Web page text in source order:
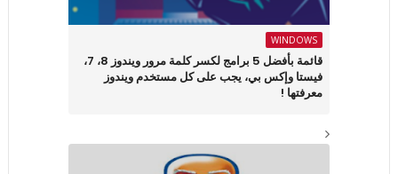
WINDOWS
قائمة بأفضل 5 برامج لكسر كلمة مرور ويندوز 8، 7،
فيستا وإكس بي، يجب على كل مستخدم ويندوز
معرفتها !